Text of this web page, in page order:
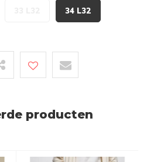
34 L32
producten